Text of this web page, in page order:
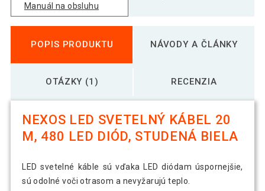
Manuál na obsluhu
POPIS PRODUKTU NÁVODY A ČLÁNKY
OTÁZKY (1) RECENZIA
NEXOS LED SVETELNÝ KÁBEL 20
M, 480 LED DIÓD, STUDENÁ BIELA
LED svetelné káble sú vďaka LED diódam úspornejšie,
sú odolné voči otrasom a nevyžarujú teplo.